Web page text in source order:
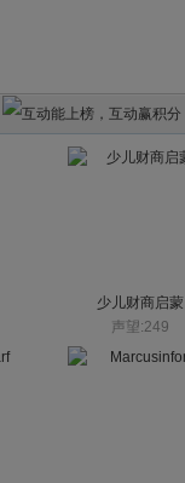
少儿财商启蒙
声望:249